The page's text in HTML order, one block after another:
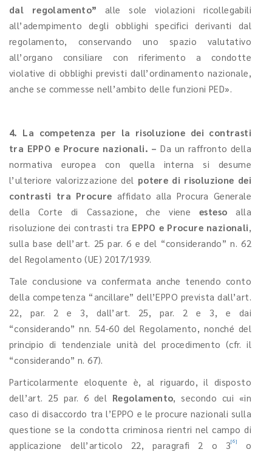
dal regolamento” alle sole violazioni ricollegabili
all’adempimento degli obblighi specifici derivanti dal
regolamento, conservando uno spazio valutativo
all’organo consiliare con riferimento a condotte
violative di obblighi previsti dall’ordinamento nazionale,
anche se commesse nell’ambito delle funzioni PED».
4. La competenza per la risoluzione dei contrasti
tra EPPO e Procure nazionali. –Da un raffronto della
normativa europea con quella interna si desume
l’ulteriore valorizzazione del potere di risoluzione dei
contrasti tra Procure affidato alla Procura Generale
della Corte di Cassazione, che vieneesteso alla
risoluzione dei contrasti tra EPPO e Procure nazionali
sulla base dell’art. 25 par. 6 e del “considerando” n. 62
del Regolamento (UE) 2017/1939.
Tale conclusione va confermata anche tenendo conto
della competenza “ancillare” dell’EPPO prevista dall’art.
22, par. 2 e 3, dall’art. 25, par. 2 e 3, e dai
“considerando” nn. 54-60 del Regolamento, nonché del
principio di tendenziale unità del procedimento (cfr. il
“considerando” n. 67).
Particolarmente eloquente è, al riguardo, il disposto
dell’art. 25 par. 6 del Regolamento , secondo cui «in
caso di disaccordo tra l’EPPO e le procure nazionali sulla
questione se la condotta criminosa rientri nel campo di
applicazione dell’articolo 22, paragrafi 2 o 3[6]
o